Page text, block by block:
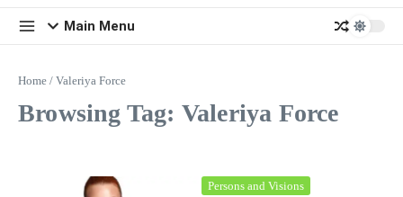
Main Menu
Home / Valeriya Force
Browsing Tag: Valeriya Force
Persons and Visions